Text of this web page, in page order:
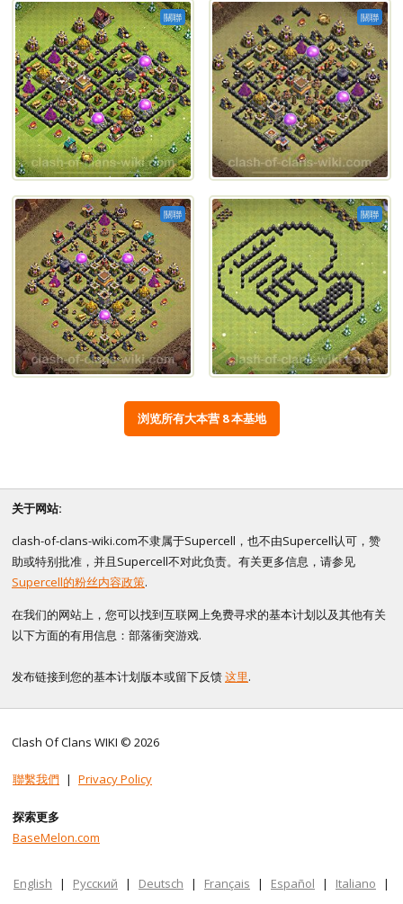
關聯 關聯
關聯 關聯
浏览所有大本营 8 本基地
关于网站:
clash-of-clans-wiki.com不隶属于Supercell，也不由Supercell认可，赞
助或特别批准，并且Supercell不对此负责。有关更多信息，请参见
Supercell的粉丝内容政策.
在我们的网站上，您可以找到互联网上免费寻求的基本计划以及其他有关
以下方面的有用信息：部落衝突游戏.
发布链接到您的基本计划版本或留下反馈这里.
Clash Of Clans WIKI © 2026
聯繫我們 | Privacy Policy
探索更多
BaseMelon.com
English | Русский | Deutsch | Français | Español | Italiano |